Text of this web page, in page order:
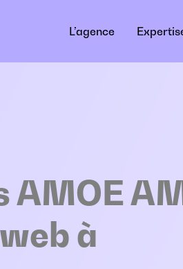
L’agence
AMOE
à